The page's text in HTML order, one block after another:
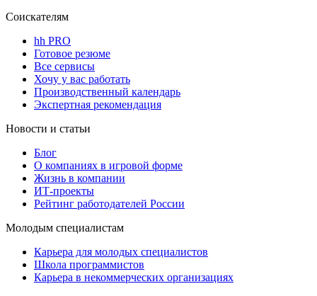
Соискателям
hh PRO
Готовое резюме
Все сервисы
Хочу у вас работать
Производственный календарь
Экспертная рекомендация
Новости и статьи
Блог
О компаниях в игровой форме
Жизнь в компании
ИТ-проекты
Рейтинг работодателей России
Молодым специалистам
Карьера для молодых специалистов
Школа программистов
Карьера в некоммерческих организациях